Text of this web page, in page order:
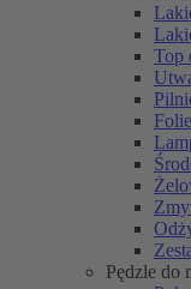
Top
Pędzle do